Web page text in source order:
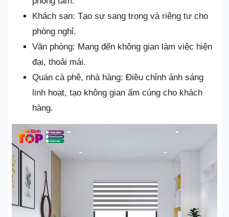
Khách sạn: Tạo sự sang trọng và riêng tư cho
phòng nghỉ.
Văn phòng: Mang đến không gian làm việc hiện
đại, thoải mái.
Quán cà phê, nhà hàng: Điều chỉnh ánh sáng
linh hoạt, tạo không gian ấm cúng cho khách
hàng.